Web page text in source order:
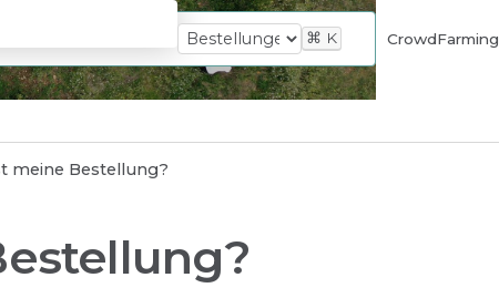
⌘ K CrowdFarming
meine Bestellung?